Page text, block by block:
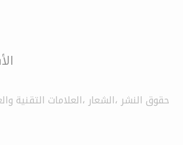
حقوق النشر ،الشعار ،العلامات التقنية